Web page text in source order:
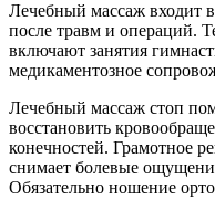
Лечебный массаж входит
после травм и операций.
включают занятия
медикаментозное
Лечебный массаж стоп
восстановить
конечностей. Грамотное
снимает болевые
Обязательно ношение